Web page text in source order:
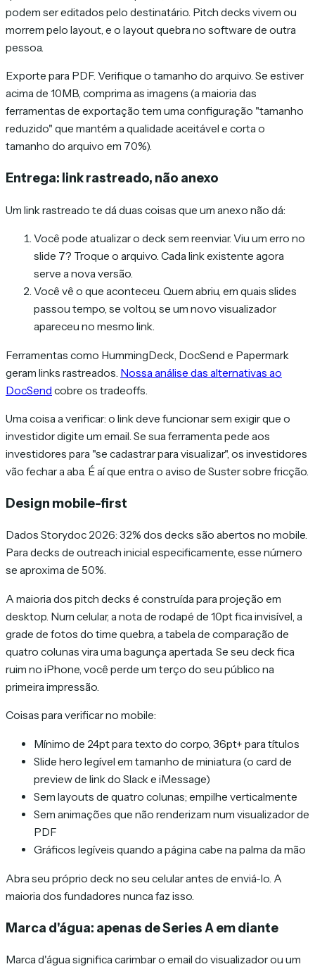
podem ser editados pelo destinatário. Pitch decks vivem ou
morrem pelo layout, e o layout quebra no software de outra
pessoa.
Exporte para PDF. Verifique o tamanho do arquivo. Se estiver
acima de 10MB, comprima as imagens (a maioria das
ferramentas de exportação tem uma configuração "tamanho
reduzido" que mantém a qualidade aceitável e corta o
tamanho do arquivo em 70%).
Entrega: link rastreado, não anexo
Um link rastreado te dá duas coisas que um anexo não dá:
Você pode atualizar o deck sem reenviar. Viu um erro no
slide 7? Troque o arquivo. Cada link existente agora
serve a nova versão.
Você vê o que aconteceu. Quem abriu, em quais slides
passou tempo, se voltou, se um novo visualizador
apareceu no mesmo link.
Ferramentas como HummingDeck, DocSend e Papermark
geram links rastreados. Nossa análise das alternativas ao
DocSend cobre os tradeoffs.
Uma coisa a verificar: o link deve funcionar sem exigir que o
investidor digite um email. Se sua ferramenta pede aos
investidores para "se cadastrar para visualizar", os investidores
vão fechar a aba. É aí que entra o aviso de Suster sobre fricção.
Design mobile-first
Dados Storydoc 2026: 32% dos decks são abertos no mobile.
Para decks de outreach inicial especificamente, esse número
se aproxima de 50%.
A maioria dos pitch decks é construída para projeção em
desktop. Num celular, a nota de rodapé de 10pt fica invisível, a
grade de fotos do time quebra, a tabela de comparação de
quatro colunas vira uma bagunça apertada. Se seu deck fica
ruim no iPhone, você perde um terço do seu público na
primeira impressão.
Coisas para verificar no mobile:
Mínimo de 24pt para texto do corpo, 36pt+ para títulos
Slide hero legível em tamanho de miniatura (o card de
preview de link do Slack e iMessage)
Sem layouts de quatro colunas; empilhe verticalmente
Sem animações que não renderizam num visualizador de
PDF
Gráficos legíveis quando a página cabe na palma da mão
Abra seu próprio deck no seu celular antes de enviá-lo. A
maioria dos fundadores nunca faz isso.
Marca d'água: apenas de Series A em diante
Marca d'água significa carimbar o email do visualizador ou um